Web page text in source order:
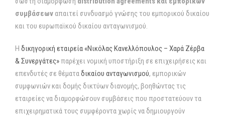
συμβάσεων απαιτεί συνδυασμό γνώσης του εμπορικού δικαίου
και του ευρωπαϊκού δικαίου ανταγωνισμού.
Η δικηγορική εταιρεία «Νικόλας Κανελλόπουλος – Χαρά Ζέρβα
& Συνεργάτες»παρέχει νομική υποστήριξη σε επιχειρήσεις και
επενδυτές σε θέματαδικαίου ανταγωνισμού, εμπορικών
συμφωνιών και δομής δικτύων διανομής, βοηθώντας τις
εταιρείες να διαμορφώσουν συμβάσεις που προστατεύουν τα
επιχειρηματικά τους συμφέροντα χωρίς να δημιουργούν